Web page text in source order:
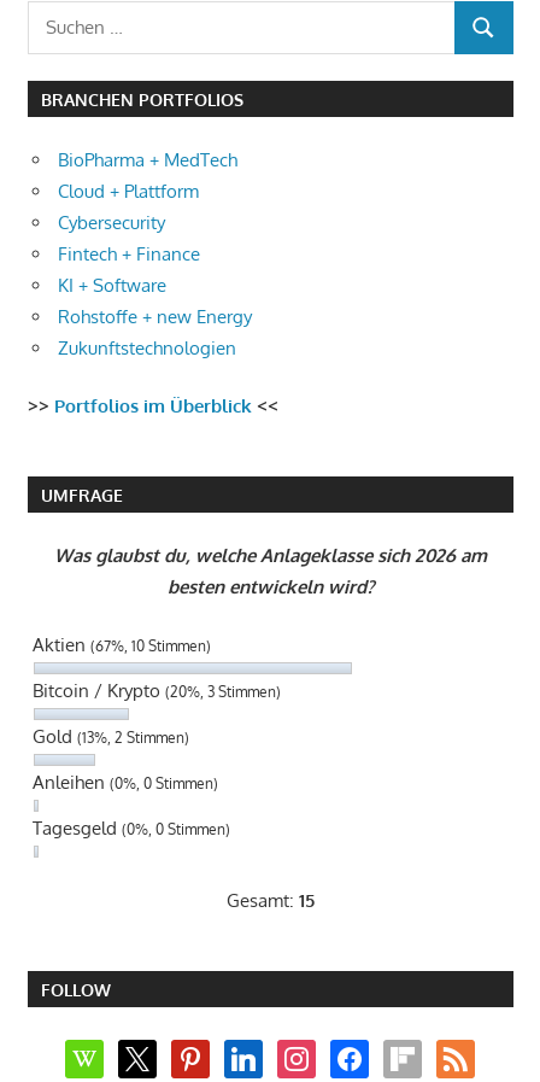
Suchen
SUCHEN
BRANCHEN PORTFOLIOS
BioPharma + MedTech
Cloud + Plattform
Cybersecurity
Fintech + Finance
KI + Software
Rohstoffe + new Energy
Zukunftstechnologien
>> Portfolios im Überblick<<
UMFRAGE
Was glaubst du, welche Anlageklasse sich 2026 am
besten entwickeln wird?
Aktien (67%, 10 Stimmen)
Bitcoin / Krypto (20%, 3 Stimmen)
Gold (13%, 2 Stimmen)
Anleihen (0%, 0 Stimmen)
Tagesgeld (0%, 0 Stimmen)
Gesamt: 15
FOLLOW
wikipedia
x pinterestlinkedininstagramfacebookflipboard
rss